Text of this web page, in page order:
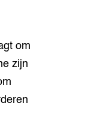
om
zijn